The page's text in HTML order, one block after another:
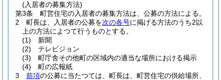
(入居者の募集方法)
第3条
町営住宅の入居者の募集方法は、公募の方法による。
2
町長は、入居者の公募を次の各号に掲げる方法のうち2以
上の方法によつて行うものとする。
(1)
新聞
(2)
テレビジョン
(3)
町庁舎その他町の区域内の適当な場所における掲示
(4)
町の広報紙
3
前項の公募に当たつては、町長は、町営住宅の供給場所、